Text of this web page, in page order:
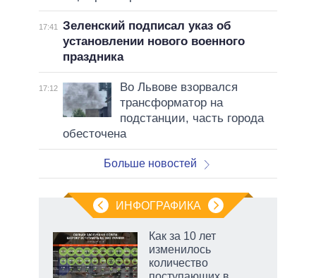
17:41
Зеленский подписал указ об
установлении нового военного
праздника
17:12
Во Львове взорвался
трансформатор на
подстанции, часть города
обесточена
Больше новостей
ИНФОГРАФИКА
Как за 10 лет
изменилось
количество